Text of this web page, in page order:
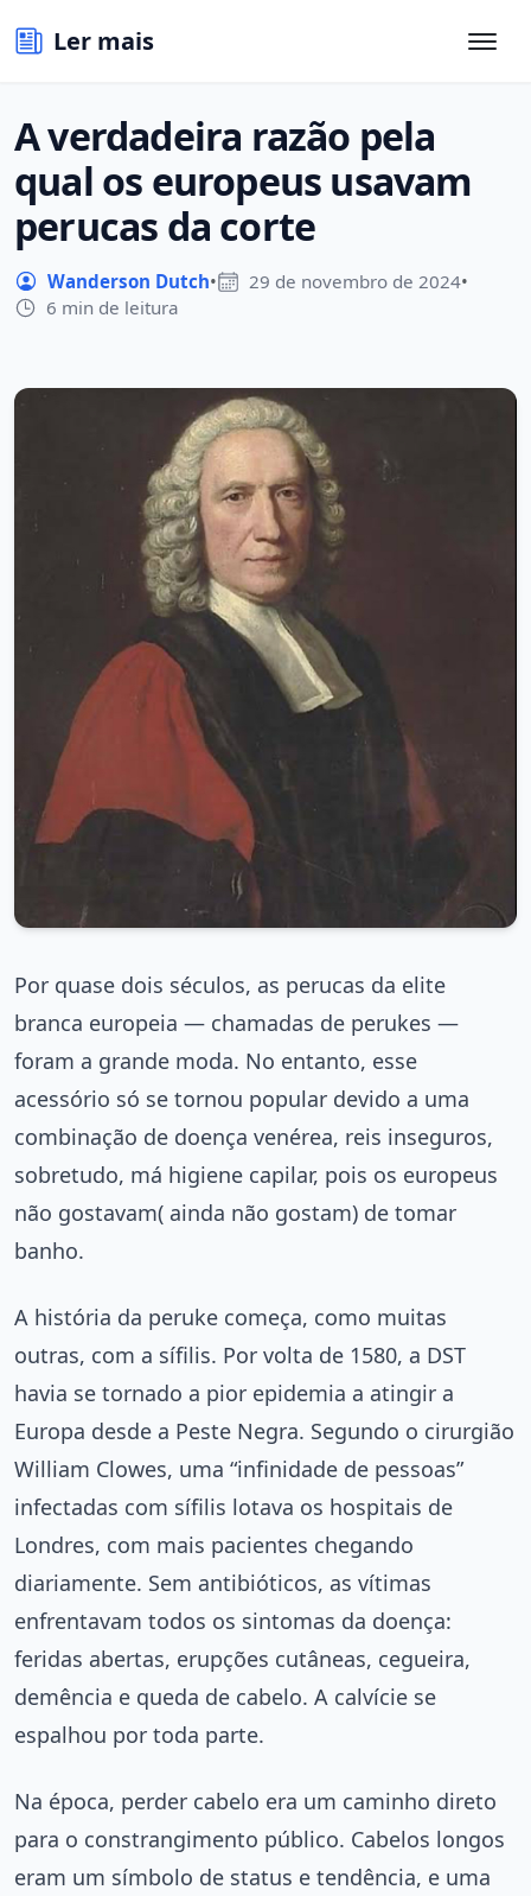
Ler mais
A verdadeira razão pela
qual os europeus usavam
perucas da corte
Wanderson Dutch• 29 de novembro de 2024•
6 min de leitura
Por quase dois séculos, as perucas da elite
branca europeia — chamadas de perukes —
foram a grande moda. No entanto, esse
acessório só se tornou popular devido a uma
combinação de doença venérea, reis inseguros,
sobretudo, má higiene capilar, pois os europeus
não gostavam( ainda não gostam) de tomar
banho.
A história da peruke começa, como muitas
outras, com a sífilis. Por volta de 1580, a DST
havia se tornado a pior epidemia a atingir a
Europa desde a Peste Negra. Segundo o cirurgião
William Clowes, uma “infinidade de pessoas”
infectadas com sífilis lotava os hospitais de
Londres, com mais pacientes chegando
diariamente. Sem antibióticos, as vítimas
enfrentavam todos os sintomas da doença:
feridas abertas, erupções cutâneas, cegueira,
demência e queda de cabelo. A calvície se
espalhou por toda parte.
Na época, perder cabelo era um caminho direto
para o constrangimento público. Cabelos longos
eram um símbolo de status e tendência, e uma